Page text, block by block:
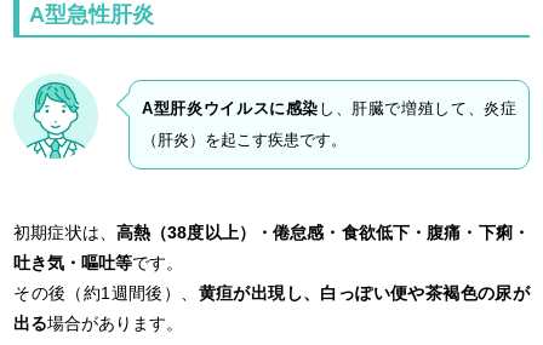
A型急性肝炎
A型肝炎ウイルスに感染 し、肝臓で増殖して、炎症
（肝炎）を起こす疾患です。
初期症状は、 高熱（38度以上）・倦怠感・食欲低下・腹痛・下痢・
吐き気・嘔吐等です。
その後（約1週間後）、 黄疸が出現し、白っぽい便や茶褐色の尿が
出る場合があります。